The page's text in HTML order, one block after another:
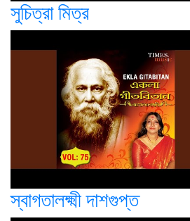
সুচিত্রা মিত্র
স্বাগতালক্ষ্মী দাশগুপ্ত